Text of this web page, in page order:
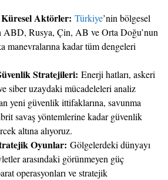
Aktörler: Türkiye’nin bölgesel
ABD, Rusya, Çin, AB ve Orta Doğu’nun
manevralarına kadar tüm dengeleri
Stratejileri: Enerji hatları, askeri
siber uzaydaki mücadeleleri analiz
yeni güvenlik ittifaklarına, savunma
savaş yöntemlerine kadar güvenlik
altına alıyoruz.
Oyunlar: Gölgelerdeki dünyayı
arasındaki görünmeyen güç
operasyonları ve stratejik